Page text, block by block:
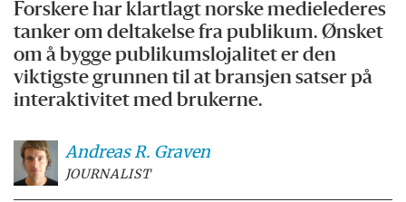
Forskere har klartlagt norske medielederes
tanker om deltakelse fra publikum. Ønsket
om å bygge publikumslojalitet er den
viktigste grunnen til at bransjen satser på
interaktivitet med brukerne.
Andreas R. Graven
JOURNALIST